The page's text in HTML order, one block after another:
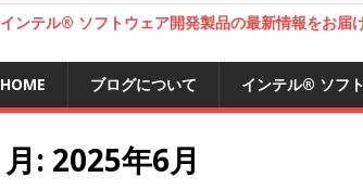
インテル® ソフトウェア開発製品の最新情報をお届け
HOME ブログについて インテル® ソフ
月: 2025年6月